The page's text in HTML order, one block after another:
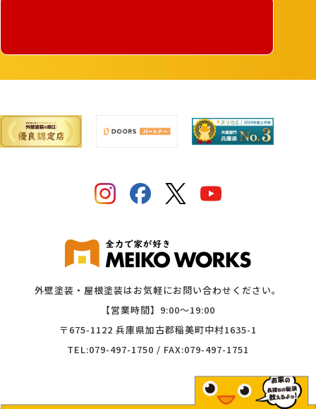
外壁塗装・屋根塗装はお気軽にお問い合わせください。
【営業時間】9:00〜19:00
〒675-1122 兵庫県加古郡稲美町中村1635-1
TEL:079-497-1750 / FAX:079-497-1751